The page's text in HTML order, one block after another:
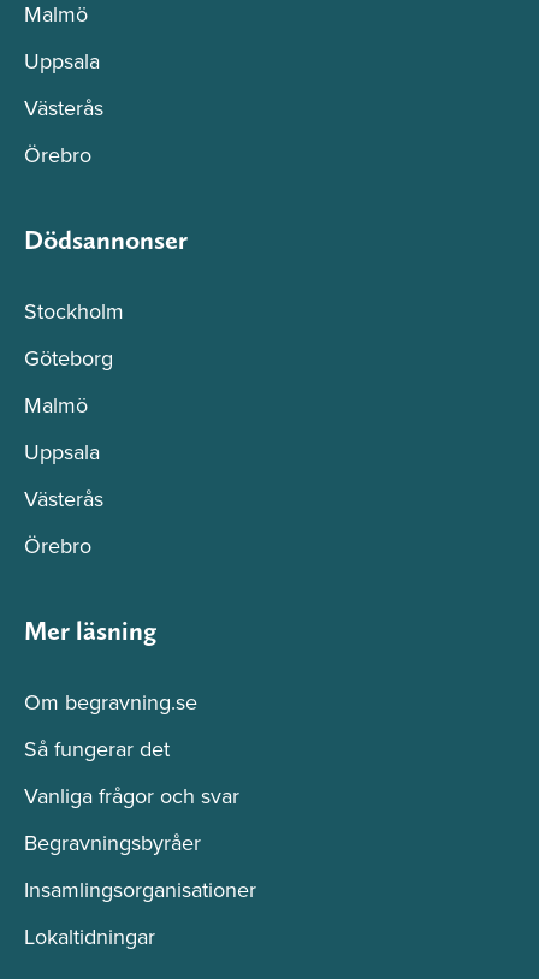
Malmö
Uppsala
Västerås
Örebro
Dödsannonser
Stockholm
Göteborg
Malmö
Uppsala
Västerås
Örebro
Mer läsning
Om begravning.se
Så fungerar det
Vanliga frågor och svar
Begravningsbyråer
Insamlingsorganisationer
Lokaltidningar